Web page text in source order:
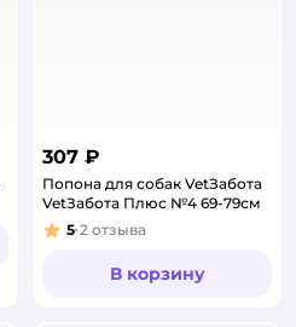
307 ₽
Попона для собак VetЗабота
VetЗабота Плюс №4 69-79см
Рейтинг:
5 2 отзыва
В корзину